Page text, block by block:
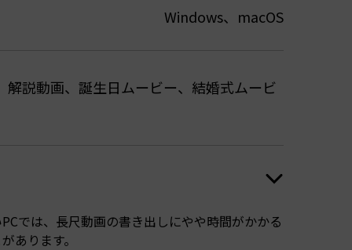
Windows、macOS
説動画、誕生日ムービー、結婚式ムービ
では、長尺動画の書き出しにやや時間がかかる
あります。